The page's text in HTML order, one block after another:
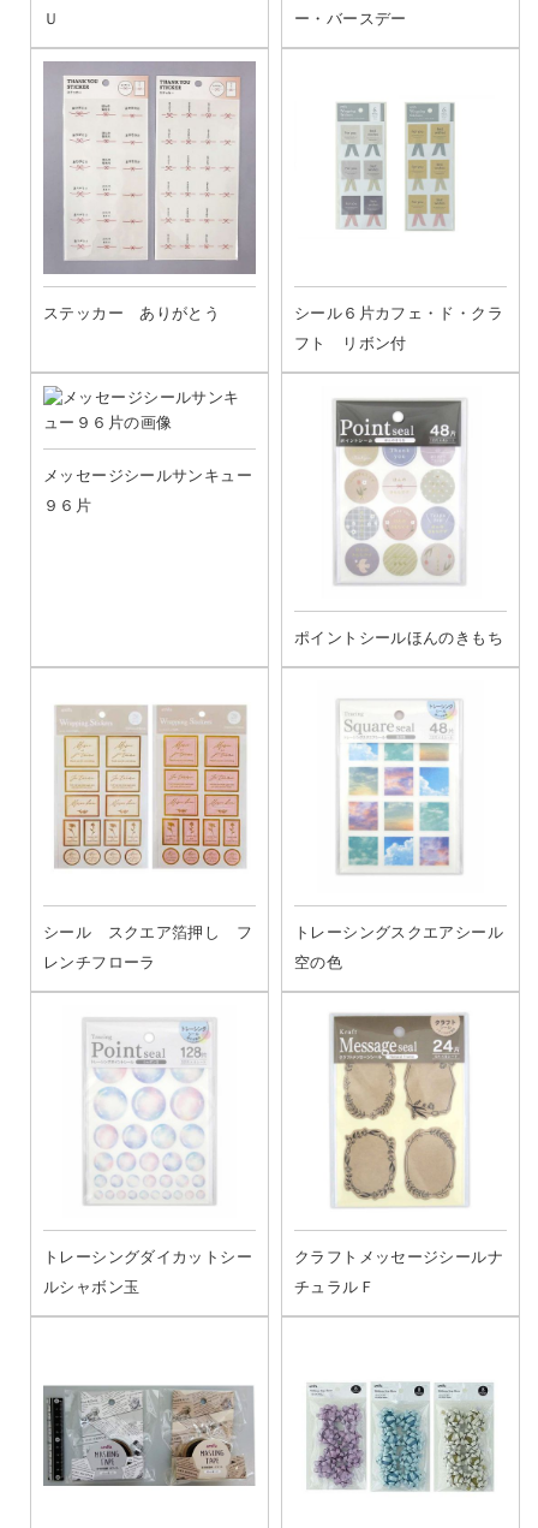
Ｕ
ー・バースデー
ステッカー ありがとう
シール６片カフェ・ド・クラ
フト リボン付
メッセージシールサンキュー
９６片
ポイントシールほんのきもち
シール スクエア箔押し フ
レンチフローラ
トレーシングスクエアシール
空の色
トレーシングダイカットシー
ルシャボン玉
クラフトメッセージシールナ
チュラルＦ